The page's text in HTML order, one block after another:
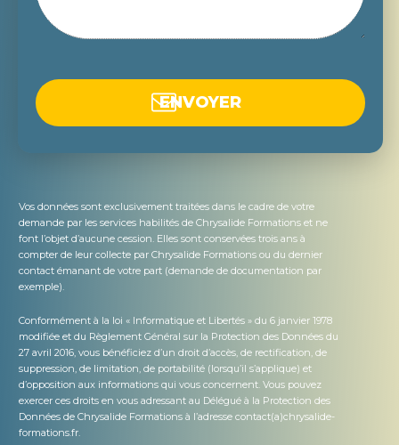
ENVOYER
Vos données sont exclusivement traitées dans le cadre de votre
demande par les services habilités de Chrysalide Formations et ne
font l’objet d’aucune cession. Elles sont conservées trois ans à
compter de leur collecte par Chrysalide Formations ou du dernier
contact émanant de votre part (demande de documentation par
exemple).
Conformément à la loi « Informatique et Libertés » du 6 janvier 1978
modifiée et du Règlement Général sur la Protection des Données du
27 avril 2016, vous bénéficiez d’un droit d’accès, de rectification, de
suppression, de limitation, de portabilité (lorsqu’il s’applique) et
d’opposition aux informations qui vous concernent. Vous pouvez
exercer ces droits en vous adressant au Délégué à la Protection des
Données de Chrysalide Formations à l’adresse contact(a)chrysalide-
formations.fr.